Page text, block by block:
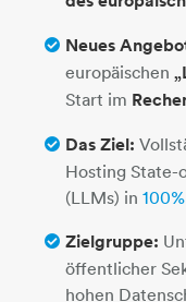
Neues
europäischen
Start im
Das Ziel:
Hosting State-
(LLMs) in
Zielgruppe:
öffentlicher
hohen